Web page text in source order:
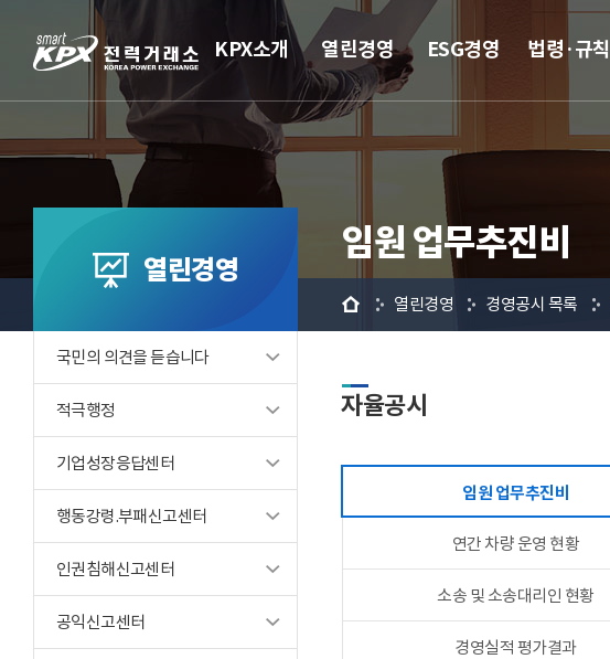
KPX소개 열린경영 ESG경영 법령·규칙
열린경영
국민의 의견을 듣습니다
적극행정
기업성장응답센터
행동강령.부패신고센터
인권침해신고센터
공익신고센터
임원 업무추진비
홈 열린경영 경영공시 목록
자율공시
임원 업무추진비
연간 차량 운영 현황
소송 및 소송대리인 현황
경영실적 평가결과